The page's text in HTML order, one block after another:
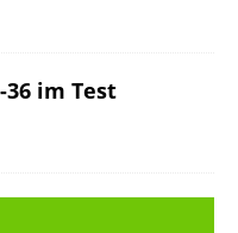
36 im Test